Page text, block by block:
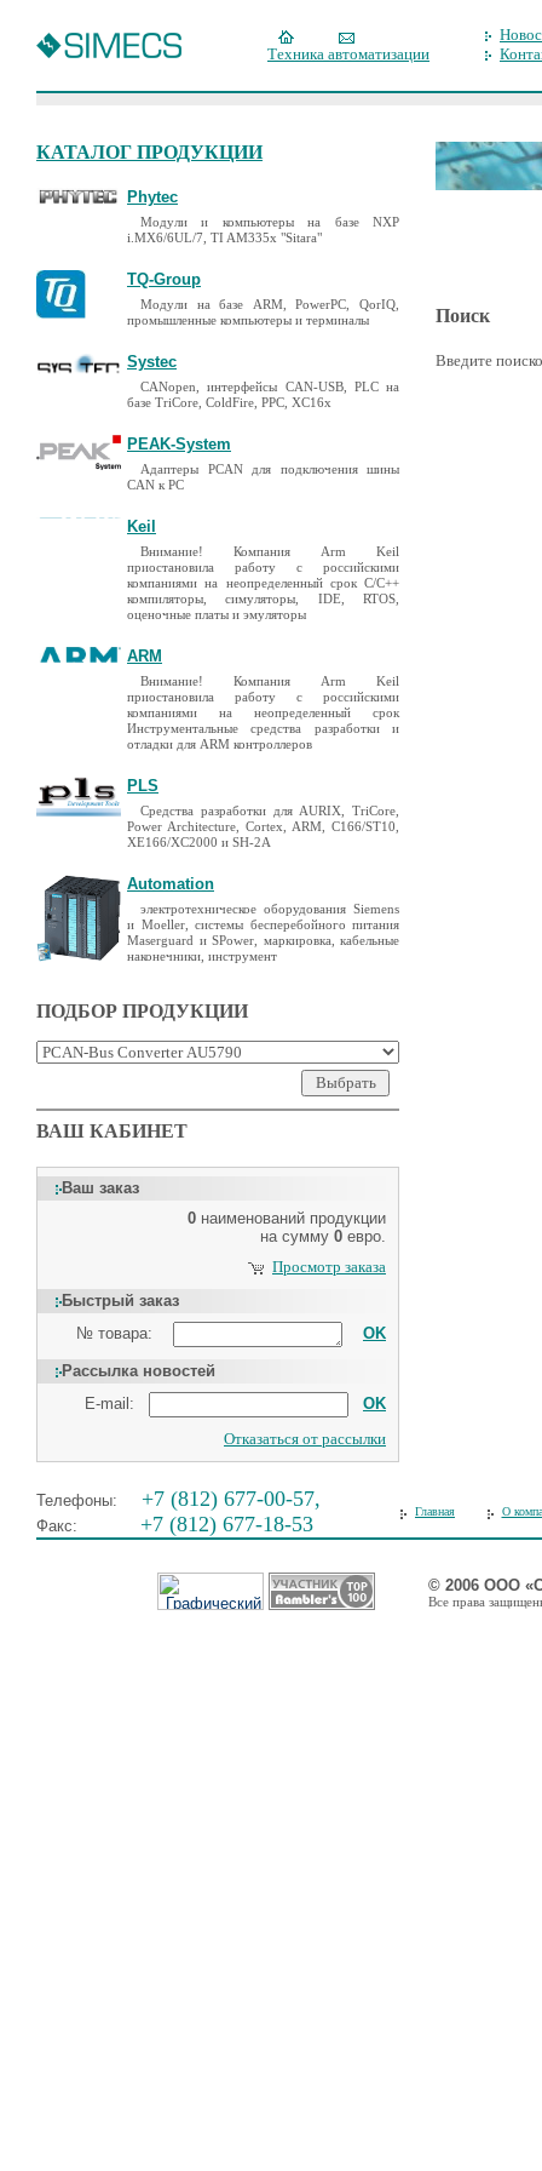
Техника автоматизации
КАТАЛОГ ПРОДУКЦИИ
Phytec
Модули и компьютеры на базе NXP
i.MX6/6UL/7, TI AM335x "Sitara"
TQ-Group
Модули на базе ARM, PowerPC, QorIQ,
промышленные компьютеры и терминалы
Systec
CANopen, интерфейсы CAN-USB, PLC на
базе TriCore, ColdFire, PPC, XC16x
PEAK-System
Адаптеры PCAN для подключения шины
CAN к PC
Keil
Внимание! Компания Arm Keil
приостановила работу с российскими
компаниями на неопределенный срок C/C++
компиляторы, симуляторы, IDE, RTOS,
оценочные платы и эмуляторы
ARM
Внимание! Компания Arm Keil
приостановила работу с российскими
компаниями на неопределенный срок
Инструментальные средства разработки и
отладки для ARM контроллеров
PLS
Средства разработки для AURIX, TriCore,
Power Architecture, Cortex, ARM, C166/ST10,
XE166/XC2000 и SH-2A
Automation
электротехническое оборудования Siemens
и Moeller, системы бесперебойного питания
Maserguard и SPower, маркировка, кабельные
наконечники, инструмент
ПОДБОР ПРОДУКЦИИ
ВАШ КАБИНЕТ
Ваш заказ
0 наименований продукции
на сумму 0 евро.
Просмотр заказа
Быстрый заказ
№ товара:
OK
Рассылка новостей
E-mail:
OK
Отказаться от рассылки
Поиск
Введите
Телефоны: +7 (812) 677-00-57,
Факс: +7 (812) 677-18-53
Главная О
© 2006 ООО
Все права